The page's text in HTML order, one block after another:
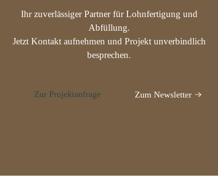
Ihr zuverlässiger Partner für Lohnfertigung und
Abfüllung.
Jetzt Kontakt aufnehmen und Projekt unverbindlich
besprechen.
Zur Projektanfrage Zum Newsletter